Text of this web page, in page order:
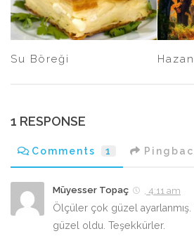
Su Böreği
1 RESPONSE
Comments 1
Müyesser Topaç , 4:11 am
Ölçüler çok güzel ayarlanmış.
güzel oldu. Teşekkürler.